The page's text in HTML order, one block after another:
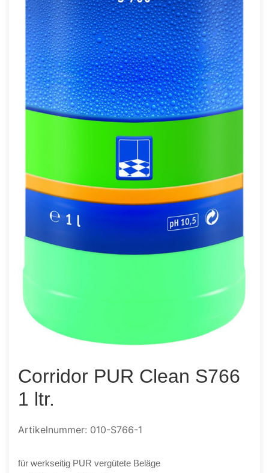
Corridor PUR Clean S766
1 ltr.
Artikelnummer: 010-S766-1
für werkseitig PUR vergütete Beläge